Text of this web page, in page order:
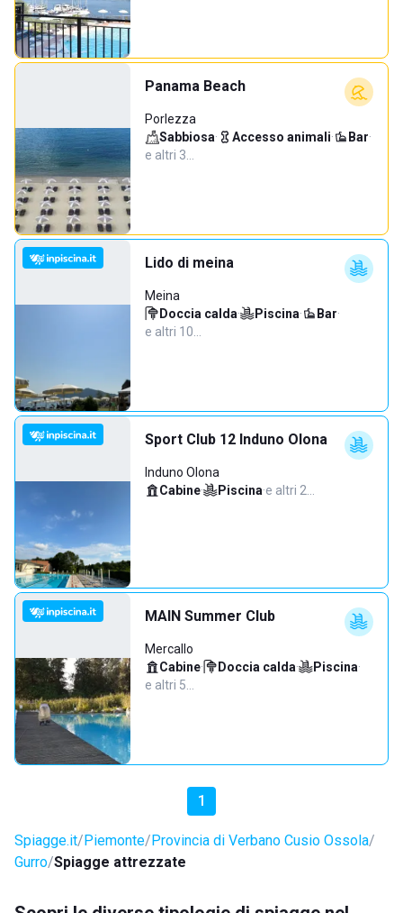
Panama Beach
Porlezza
Sabbiosa· Accesso animali· Bar·
e altri 3…
Lido di meina
Meina
Doccia calda· Piscina· Bar·
e altri 10…
Sport Club 12 Induno Olona
Induno Olona
Cabine· Piscina·e altri 2…
MAIN Summer Club
Mercallo
Cabine· Doccia calda· Piscina·
e altri 5…
1
Spiagge.it Piemonte Provincia di Verbano Cusio Ossola
Gurro Spiagge attrezzate